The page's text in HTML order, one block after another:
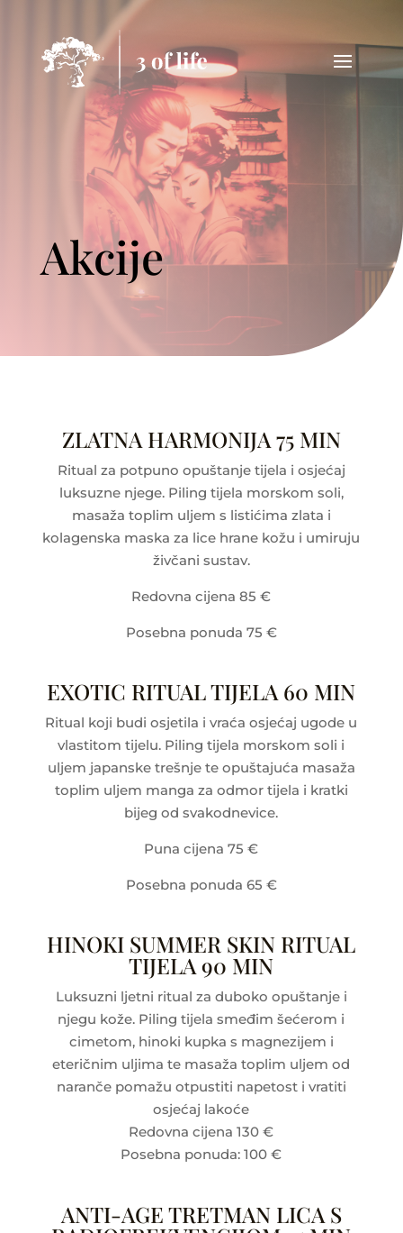
Akcije
ZLATNA HARMONIJA 75 MIN
Ritual za potpuno opuštanje tijela i osjećaj
luksuzne njege. Piling tijela morskom soli,
masaža toplim uljem s listićima zlata i
kolagenska maska za lice hrane kožu i umiruju
živčani sustav.
Redovna cijena 85 €
Posebna ponuda 75 €
EXOTIC RITUAL TIJELA 60 MIN
Ritual koji budi osjetila i vraća osjećaj ugode u
vlastitom tijelu. Piling tijela morskom soli i
uljem japanske trešnje te opuštajuća masaža
toplim uljem manga za odmor tijela i kratki
bijeg od svakodnevice.
Puna cijena 75 €
Posebna ponuda 65 €
HINOKI SUMMER SKIN RITUAL
TIJELA 90 MIN
Luksuzni ljetni ritual za duboko opuštanje i
njegu kože. Piling tijela smeđim šećerom i
cimetom, hinoki kupka s magnezijem i
eteričnim uljima te masaža toplim uljem od
naranče pomažu otpustiti napetost i vratiti
osjećaj lakoće
Redovna cijena 130 €
Posebna ponuda: 100 €
ANTI-AGE TRETMAN LICA S